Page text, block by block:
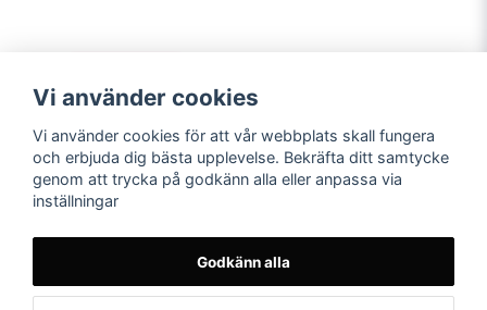
Betalning
På posters.se kan du enkelt
Vi använder cookies
Vi använder cookies för att vår webbplats skall fungera
och erbjuda dig bästa upplevelse. Bekräfta ditt samtycke
genom att trycka på godkänn alla eller anpassa via
inställningar
Godkänn alla